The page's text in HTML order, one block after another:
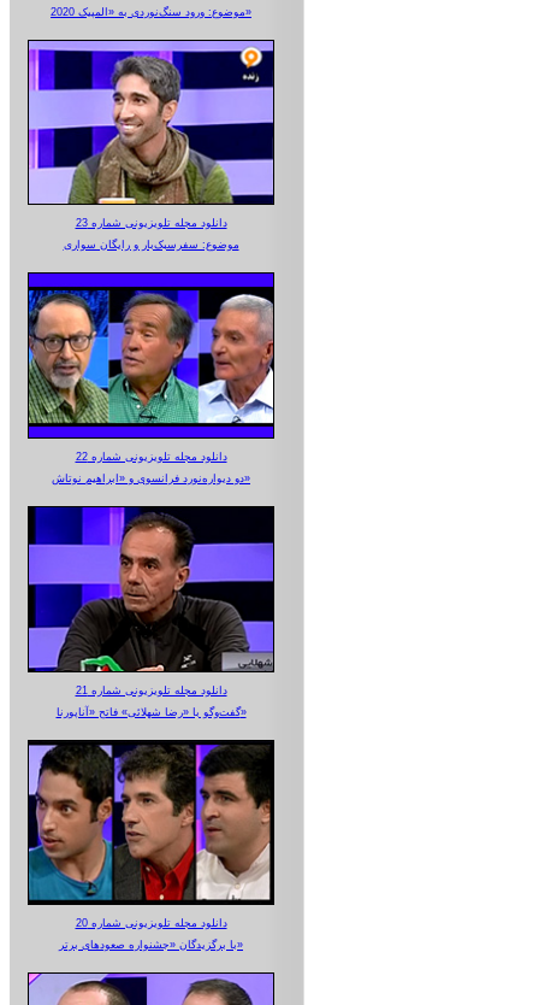
موضوع: ورود سنگ‌نوردی به «المپیک 2020»
دانلود مجله تلویزیونی شماره 23
موضوع: سفرسبک‌بار و رایگان سواری
دانلود مجله تلویزیونی شماره 22
دو دیواره‌نورد فرانسوی و «ابراهیم نوتاش»
دانلود مجله تلویزیونی شماره 21
گفت‌وگو با «رضا شهلائی» فاتح «آناپورنا»
دانلود مجله تلویزیونی شماره 20
با برگزیدگان «جشنواره صعودهای برتر»